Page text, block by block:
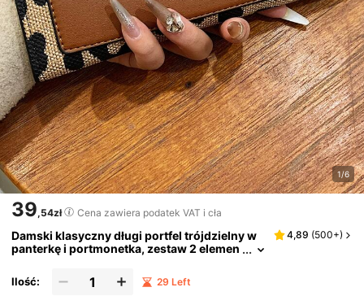
1/6
39,54zł Cena zawiera podatek VAT i cła
Damski klasyczny długi portfel trójdzielny w
panterkę i portmonetka, zestaw 2 elemen
zent urodzinowy dla dziewcząt i pracujących
kobiet
4,89 (500+)
Ilość: 29 Left